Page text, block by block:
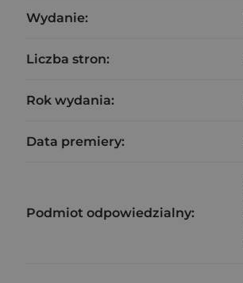
Wydanie:
Liczba stron:
Rok wydania:
Data premiery:
Podmiot odpowiedzialny: